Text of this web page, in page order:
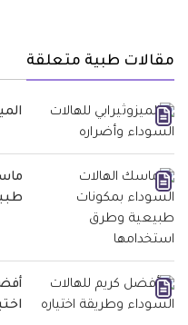
مقالات طبية متعلقة